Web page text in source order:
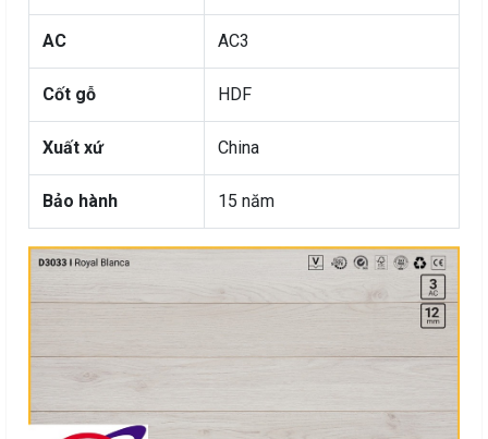
AC AC3
Cốt gỗ HDF
Xuất xứ China
Bảo hành 15 năm